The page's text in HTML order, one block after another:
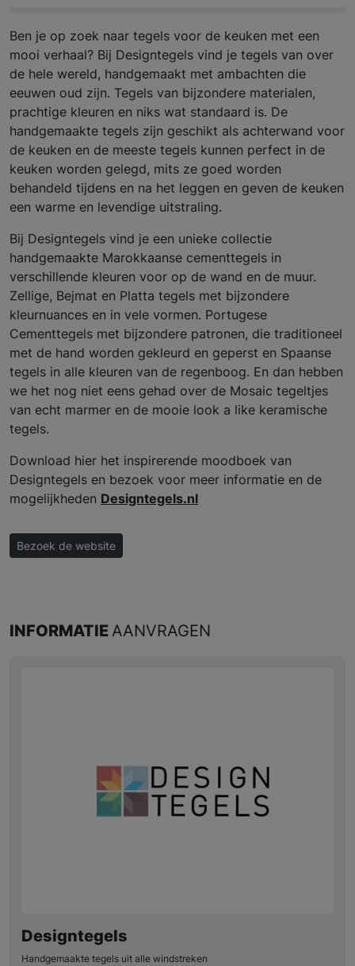
Ben je op zoek naar tegels voor de keuken met een
mooi verhaal? Bij Designtegels vind je tegels van over
de hele wereld, handgemaakt met ambachten die
eeuwen oud zijn. Tegels van bijzondere materialen,
prachtige kleuren en niks wat standaard is. De
handgemaakte tegels zijn geschikt als achterwand voor
de keuken en de meeste tegels kunnen perfect in de
keuken worden gelegd, mits ze goed worden
behandeld tijdens en na het leggen en geven de keuken
een warme en levendige uitstraling.
Bij Designtegels vind je een unieke collectie
handgemaakte Marokkaanse cementtegels in
verschillende kleuren voor op de wand en de muur.
Zellige, Bejmat en Platta tegels met bijzondere
kleurnuances en in vele vormen. Portugese
Cementtegels met bijzondere patronen, die traditioneel
met de hand worden gekleurd en geperst en Spaanse
tegels in alle kleuren van de regenboog. En dan hebben
we het nog niet eens gehad over de Mosaic tegeltjes
van echt marmer en de mooie look a like keramische
tegels.
Download hier het inspirerende moodboek van
Designtegels en bezoek voor meer informatie en de
mogelijkheden Designtegels.nl
Bezoek de website
INFORMATIE AANVRAGEN
Designtegels
Handgemaakte tegels uit alle windstreken